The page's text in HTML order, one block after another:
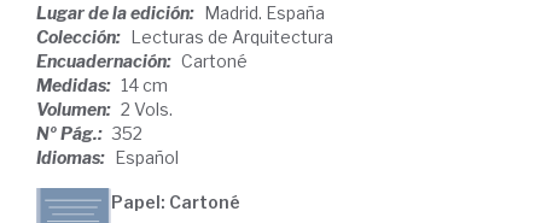
Lugar de la edición: Madrid. España
Colección: Lecturas de Arquitectura
Encuadernación: Cartoné
Medidas: 14 cm
Volumen: 2 Vols.
Nº Pág.: 352
Idiomas: Español
Papel: Cartoné